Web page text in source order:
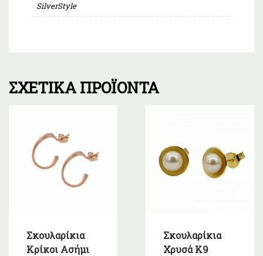
SilverStyle
ΣΧΕΤΙΚΆ ΠΡΟΪΌΝΤΑ
Σκουλαρίκια
Κρίκοι Ασήμι
Σκουλαρίκια
Χρυσά Κ9